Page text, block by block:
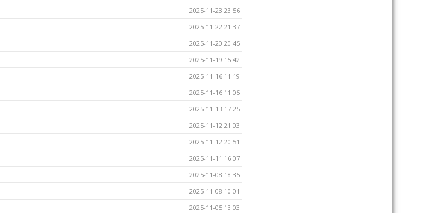
2025-11-23 23:56
2025-11-22 21:37
2025-11-20 20:45
2025-11-19 15:42
2025-11-16 11:19
2025-11-16 11:05
2025-11-13 17:25
2025-11-12 21:03
2025-11-12 20:51
2025-11-11 16:07
2025-11-08 18:35
2025-11-08 10:01
2025-11-05 13:03